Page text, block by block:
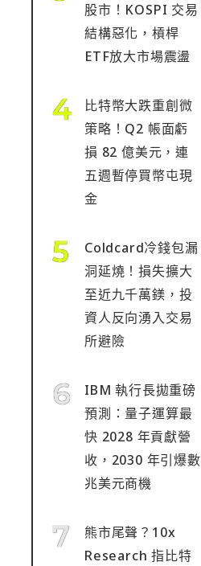
股市！KOSPI 交易
結構惡化，槓桿
ETF放大市場震盪
比特幣大跌重創微
策略！Q2 帳面虧
損 82 億美元，連
五週暫停買幣屯現
金
Coldcard冷錢包漏
洞延燒！損失擴大
至近九千萬鎂，投
資人反向湧入交易
所避險
IBM 執行長拋重磅
預測：量子運算最
快 2028 年貢獻營
收，2030 年引爆數
兆美元商機
熊市尾聲？10x
Research 指比特